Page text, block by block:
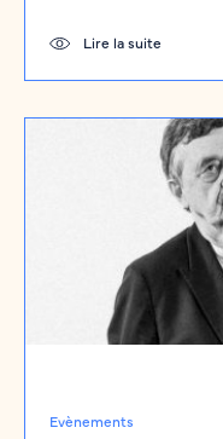
Lire la suite
Evènements